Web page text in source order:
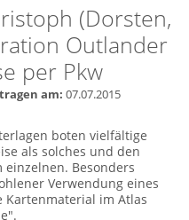
Saga
(Dorsten,
Outlander
per Pkw
am: 07.07.2015
boten vielfältige
als solches und den
Besonders
Verwendung eines
Kartenmaterial im Atlas